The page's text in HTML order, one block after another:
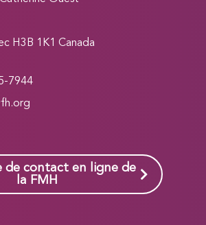
H3B 1K1 Canada
7944
de contact en ligne de
la FMH